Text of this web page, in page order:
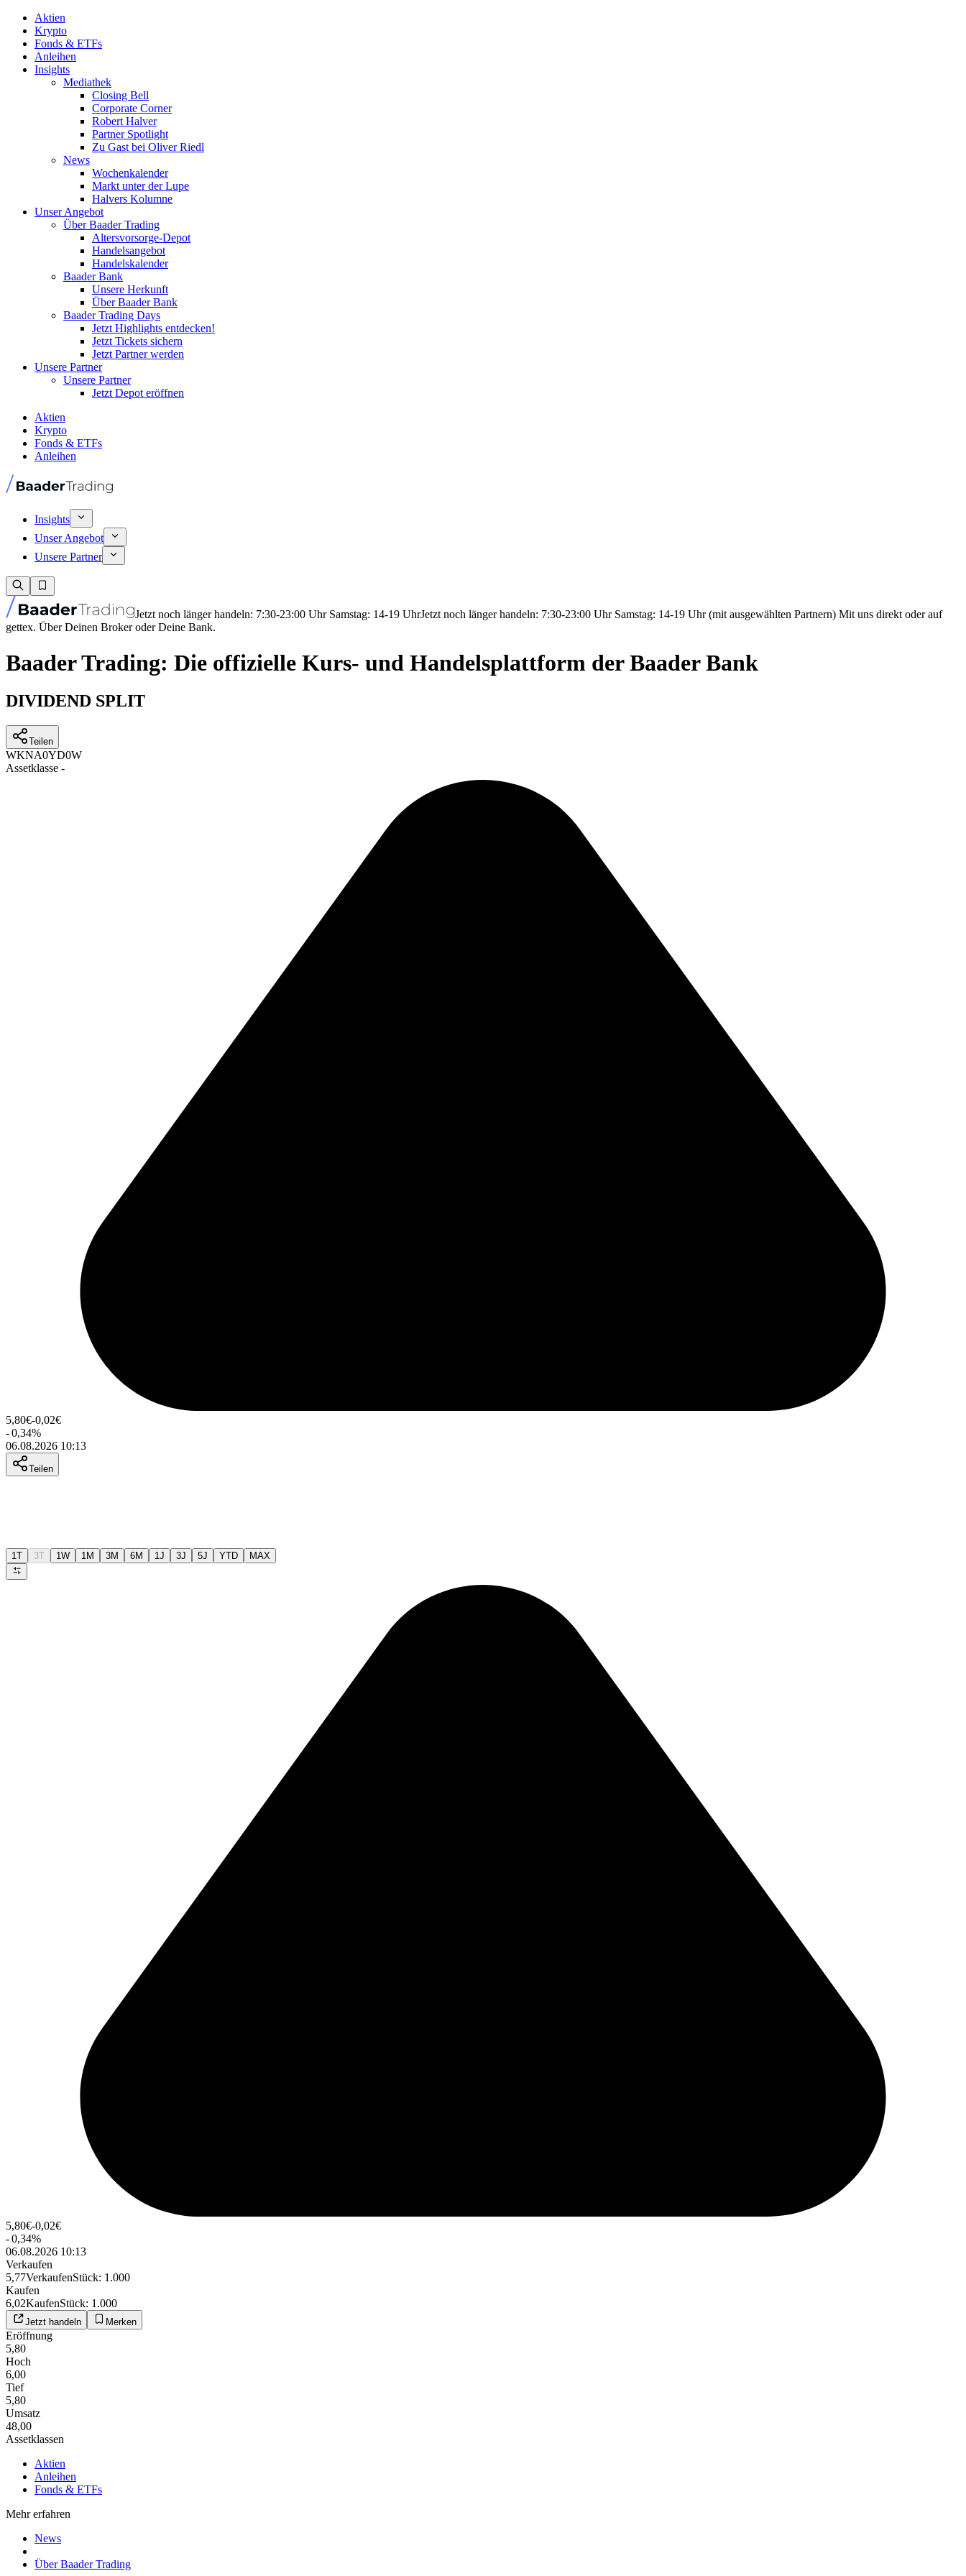
Aktien
Krypto
Fonds & ETFs
Anleihen
Insights
Mediathek
Closing Bell
Corporate Corner
Robert Halver
Partner Spotlight
Zu Gast bei Oliver Riedl
News
Wochenkalender
Markt unter der Lupe
Halvers Kolumne
Unser Angebot
Über Baader Trading
Altersvorsorge-Depot
Handelsangebot
Handelskalender
Baader Bank
Unsere Herkunft
Über Baader Bank
Baader Trading Days
Jetzt Highlights entdecken!
Jetzt Tickets sichern
Jetzt Partner werden
Unsere Partner
Unsere Partner
Jetzt Depot eröffnen
Aktien
Krypto
Fonds & ETFs
Anleihen
Insights
Unser Angebot
Unsere Partner
Jetzt noch länger handeln: 7:30-23:00 Uhr Samstag: 14-19 UhrJetzt noch länger handeln: 7:30-23:00 Uhr Samstag: 14-19 Uhr (mit ausgewählten Partnern) Mit uns direkt oder auf
gettex. Über Deinen Broker oder Deine Bank.
Baader Trading: Die offizielle Kurs- und Handelsplattform der Baader Bank
DIVIDEND SPLIT
Teilen
WKNA0YD0W
Assetklasse -
5,80€-0,02€
-0,34%
06.08.2026 10:13
Teilen
1T 3T 1W 1M 3M 6M 1J 3J 5J YTD MAX
5,80€-0,02€
-0,34%
06.08.2026 10:13
Verkaufen
5,77VerkaufenStück: 1.000
Kaufen
6,02KaufenStück: 1.000
Jetzt handeln Merken
Eröffnung
5,80
Hoch
6,00
Tief
5,80
Umsatz
48,00
Assetklassen
Aktien
Anleihen
Fonds & ETFs
Mehr erfahren
News
Über Baader Trading